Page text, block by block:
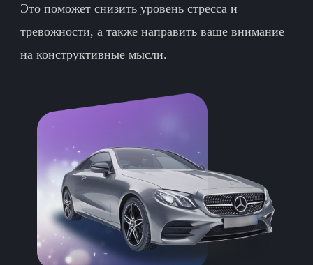
Это поможет снизить уровень стресса и
тревожности, а также направить ваше внимание
на конструктивные мысли.